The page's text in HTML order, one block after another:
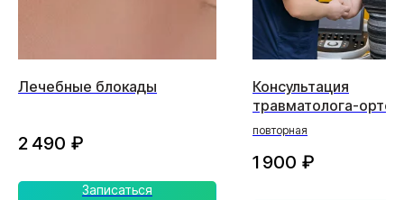
Лечебные блокады
2 490 ₽
Записаться
Консультация
травматолога-
повторная
1 900 ₽